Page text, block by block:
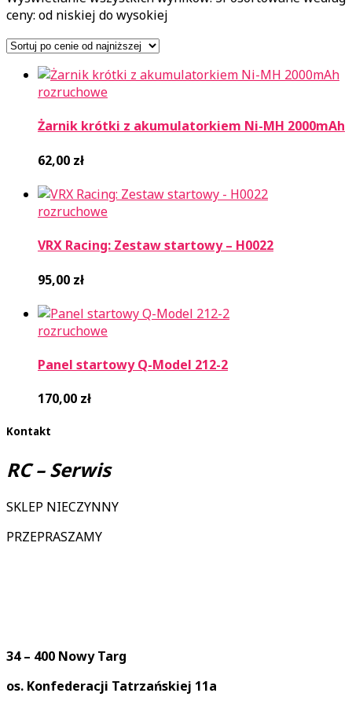
ceny: od niskiej do wysokiej
rozruchowe
Żarnik krótki z akumulatorkiem Ni-MH 2000mAh
62,00 zł
rozruchowe
VRX Racing: Zestaw startowy – H0022
95,00 zł
rozruchowe
Panel startowy Q-Model 212-2
170,00 zł
Kontakt
RC – Serwis
SKLEP NIECZYNNY
PRZEPRASZAMY
34 – 400 Nowy Targ
os. Konfederacji Tatrzańskiej 11a